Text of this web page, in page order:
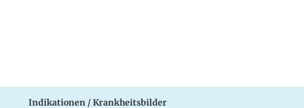
Indikationen / Krankheitsbilder